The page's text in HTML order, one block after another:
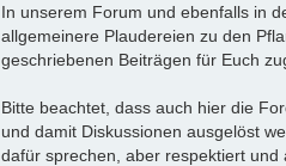
In unserem Forum und ebenfalls in
allgemeinere Plaudereien zu den
geschriebenen Beiträgen für Euch
Bitte beachtet, dass auch hier die
und damit Diskussionen ausgelöst
dafür sprechen, aber respektiert und